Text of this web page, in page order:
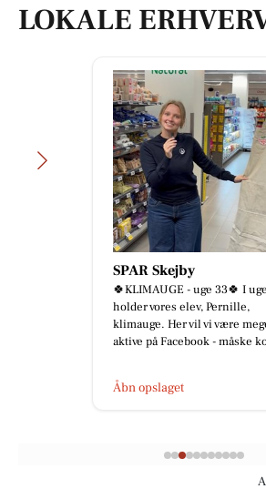
LOKALE
SPAR Skejby
🍀KLIMAUGE - uge 33🍀 I
holder vores elev, Pernille,
klimauge. Her vil vi være
aktive på Facebook - måske
Åbn opslaget